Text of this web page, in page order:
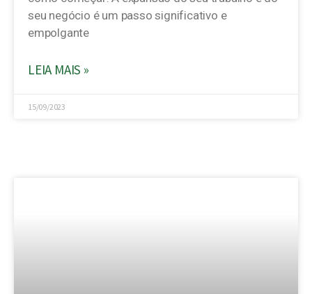
seu negócio é um passo significativo e
empolgante
LEIA MAIS »
15/09/2023